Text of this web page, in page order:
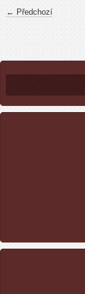
← Předchozí